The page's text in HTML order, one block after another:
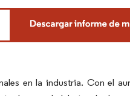
en la industria. Con el